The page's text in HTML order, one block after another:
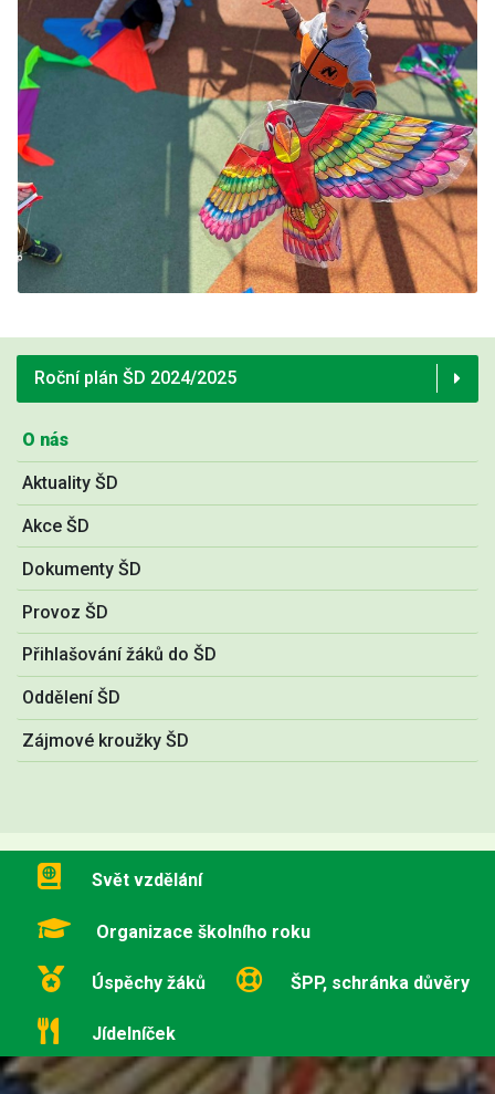
Roční plán ŠD 2024/2025
O nás
Aktuality ŠD
Akce ŠD
Dokumenty ŠD
Provoz ŠD
Přihlašování žáků do ŠD
Oddělení ŠD
Zájmové kroužky ŠD
Svět vzdělání
Organizace školního roku
Úspěchy žáků ŠPP, schránka důvěry
Jídelníček